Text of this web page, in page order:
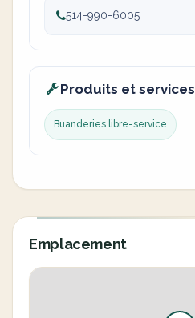
514-990-6005
Produits et services
Buanderies libre-service
Emplacement